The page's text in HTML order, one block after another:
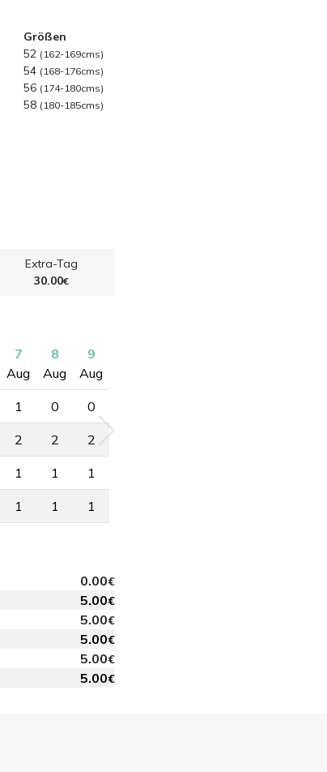
Größen
52 (162-169cms)
54 (168-176cms)
56 (174-180cms)
58 (180-185cms)
Extra-Tag
30.00€
7
Aug
8
Aug
9
Aug
1 0 0
2 2 2
1 1 1
1 1 1
0.00€
5.00€
5.00€
5.00€
5.00€
5.00€